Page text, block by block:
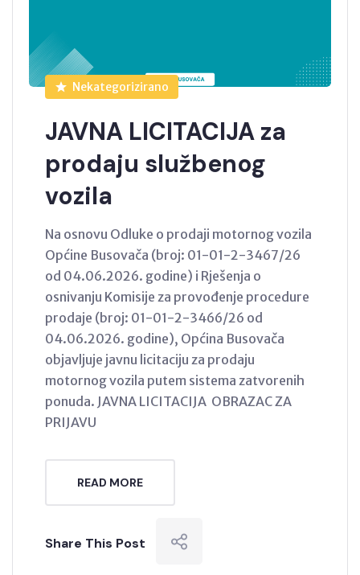
Nekategorizirano
JAVNA LICITACIJA za
prodaju službenog
vozila
Na osnovu Odluke o prodaji motornog vozila
Općine Busovača (broj: 01-01-2-3467/26
od 04.06.2026. godine) i Rješenja o
osnivanju Komisije za provođenje procedure
prodaje (broj: 01-01-2-3466/26 od
04.06.2026. godine), Općina Busovača
objavljuje javnu licitaciju za prodaju
motornog vozila putem sistema zatvorenih
ponuda. JAVNA LICITACIJA OBRAZAC ZA
PRIJAVU
READ MORE
Share This Post